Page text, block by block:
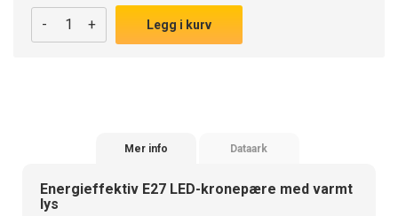
- + Legg i kurv
Mer info Dataark
Energieffektiv E27 LED-kronepære med varmt
lys